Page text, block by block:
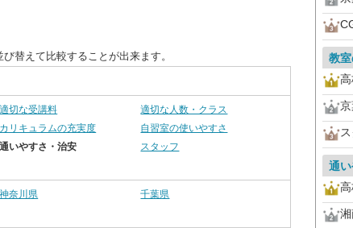
替えて比較することが出来ます。
適切な受講料
適切な人数・クラス
カリキュラムの充実度
自習室の使いやすさ
通いやすさ・治安
スタッフ
神奈川県
千葉県
教
通